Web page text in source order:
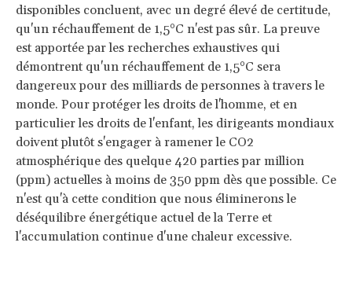
disponibles concluent, avec un degré élevé de certitude,
qu'un réchauffement de 1,5°C n'est pas sûr. La preuve
est apportée par les recherches exhaustives qui
démontrent qu'un réchauffement de 1,5°C sera
dangereux pour des milliards de personnes à travers le
monde. Pour protéger les droits de l'homme, et en
particulier les droits de l'enfant, les dirigeants mondiaux
doivent plutôt s'engager à ramener le CO2
atmosphérique des quelque 420 parties par million
(ppm) actuelles à moins de 350 ppm dès que possible. Ce
n'est qu'à cette condition que nous éliminerons le
déséquilibre énergétique actuel de la Terre et
l'accumulation continue d'une chaleur excessive.